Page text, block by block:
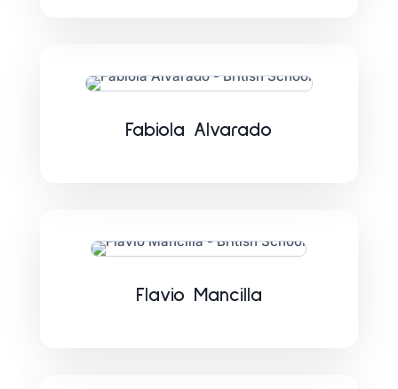
Fabiola Alvarado
Flavio Mancilla